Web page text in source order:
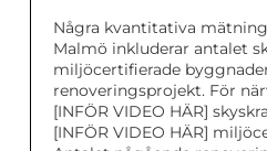
Några kvantitativa
Malmö inkluderar antalet
miljöcertifierade
renoveringsprojekt. För
[INFÖR VIDEO HÄR]
[INFÖR VIDEO HÄR]